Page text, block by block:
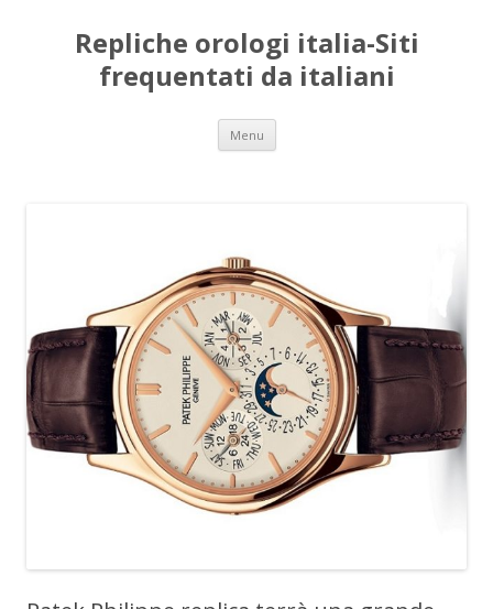
Repliche orologi italia-Siti
frequentati da italiani
Menu Vai
contenuto